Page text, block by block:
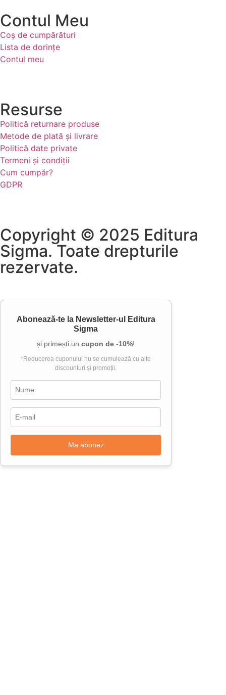
Contul Meu
Coș de cumpărături
Lista de dorințe
Contul meu
Resurse
Politică returnare produse
Metode de plată și livrare
Politică date private
Termeni și condiții
Cum cumpăr?
GDPR
Copyright © 2025 Editura
Sigma. Toate drepturile
rezervate.
Abonează-te la Newsletter-ul Editura
Sigma
și primești un cupon de -10%!
*Reducerea cuponului nu se cumulează cu alte
discounturi și promoții.
Ma abonez